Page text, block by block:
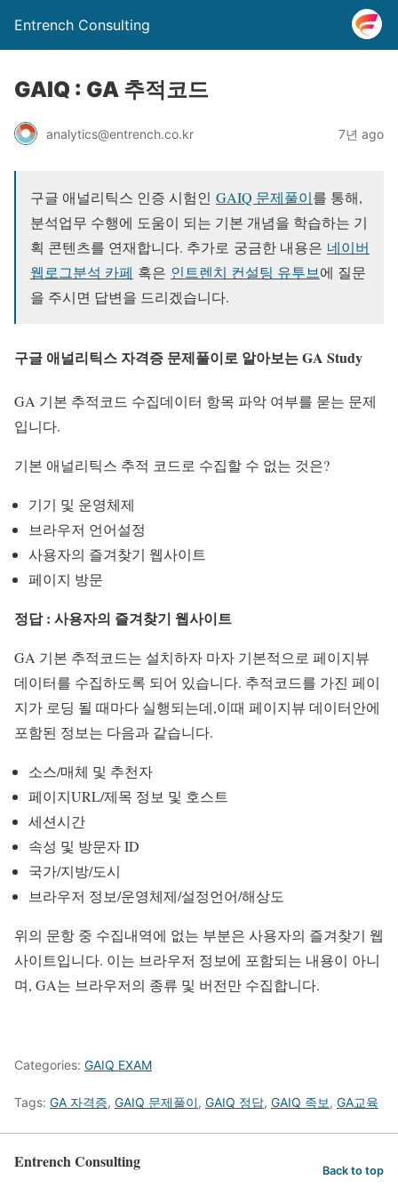
Entrench Consulting
GAIQ : GA 추적코드
analytics@entrench.co.kr 7년 ago
구글 애널리틱스 인증 시험인 GAIQ 문제풀이를 통해,
분석업무 수행에 도움이 되는 기본 개념을 학습하는 기
획 콘텐츠를 연재합니다. 추가로 궁금한 내용은 네이버
웹로그분석 카페 혹은 인트렌치 컨설팅 유투브에 질문
을 주시면 답변을 드리겠습니다.
구글 애널리틱스 자격증 문제풀이로 알아보는 GA Study
GA 기본 추적코드 수집데이터 항목 파악 여부를 묻는 문제
입니다.
기본 애널리틱스 추적 코드로 수집할 수 없는 것은?
기기 및 운영체제
브라우저 언어설정
사용자의 즐겨찾기 웹사이트
페이지 방문
정답 : 사용자의 즐겨찾기 웹사이트
GA 기본 추적코드는 설치하자 마자 기본적으로 페이지뷰
데이터를 수집하도록 되어 있습니다. 추적코드를 가진 페이
지가 로딩 될 때마다 실행되는데,이때 페이지뷰 데이터안에
포함된 정보는 다음과 같습니다.
소스/매체 및 추천자
페이지URL/제목 정보 및 호스트
세션시간
속성 및 방문자 ID
국가/지방/도시
브라우저 정보/운영체제/설정언어/해상도
위의 문항 중 수집내역에 없는 부분은 사용자의 즐겨찾기 웹
사이트입니다. 이는 브라우저 정보에 포함되는 내용이 아니
며, GA는 브라우저의 종류 및 버전만 수집합니다.
Categories: GAIQ EXAM
Tags: GA 자격증, GAIQ 문제풀이, GAIQ 정답, GAIQ 족보, GA교육
Entrench Consulting Back to top